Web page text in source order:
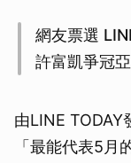
網友票選
許富凱爭冠
由LINE TODAY
「最能代表5月